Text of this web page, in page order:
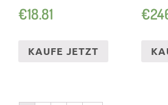
€18.81
KAUFE JETZT
€